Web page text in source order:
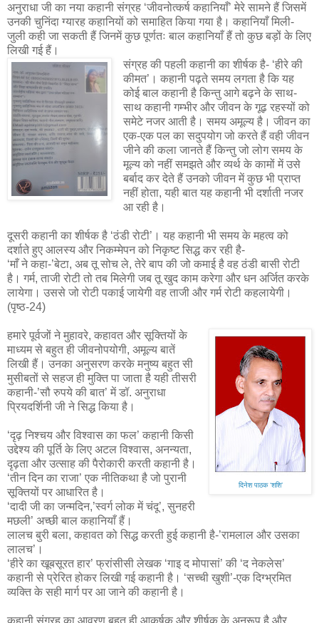
अनुराधा जी का नया कहानी संग्रह ‘जीवनोत्कर्ष कहानियाँ’ मेरे सामने हैं जिसमें
उनकी चुनिंदा ग्यारह कहानियों को समाहित किया गया है। कहानियाँ मिली-
जुली कही जा सकती हैं जिनमें कुछ पूर्णतः बाल कहानियाँ हैं तो कुछ बड़ों के लिए
लिखी गई हैं।
संग्रह की पहली कहानी का शीर्षक है- ‘हीरे की
कीमत’। कहानी पढ़ते समय लगता है कि यह
कोई बाल कहानी है किन्तु आगे बढ़ने के साथ-
साथ कहानी गम्भीर और जीवन के गूढ़ रहस्यों को
समेटे नजर आती है। समय अमूल्य है। जीवन का
एक-एक पल का सदुपयोग जो करते हैं वही जीवन
जीने की कला जानते हैं किन्तु जो लोग समय के
मूल्य को नहीं समझते और व्यर्थ के कामों में उसे
बर्बाद कर देते हैं उनको जीवन में कुछ भी प्राप्त
नहीं होता, यही बात यह कहानी भी दर्शाती नजर
आ रही है।
दूसरी कहानी का शीर्षक है ‘ठंडी रोटी’। यह कहानी भी समय के महत्व को
दर्शाते हुए आलस्य और निकम्मेपन को निकृष्ट सिद्ध कर रही है-
‘माँ ने कहा-’बेटा, अब तू सोच ले, तेरे बाप की जो कमाई है वह ठंडी बासी रोटी
है। गर्म, ताजी रोटी तो तब मिलेगी जब तू खुद काम करेगा और धन अर्जित करके
लायेगा। उससे जो रोटी पकाई जायेगी वह ताजी और गर्म रोटी कहलायेगी।
(पृष्ठ-24)
दिनेश पाठक ‘शशि’
हमारे पूर्वजों ने मुहावरे, कहावत और सूक्तियों के
माध्यम से बहुत ही जीवनोपयोगी, अमूल्य बातें
लिखी हैं। उनका अनुसरण करके मनुष्य बहुत सी
मुसीबतों से सहज ही मुक्ति पा जाता है यही तीसरी
कहानी-’सौ रुपये की बात’ में डॉ. अनुराधा
प्रियदर्शिनी जी ने सिद्ध किया है।
‘दृढ़ निश्चय और विश्वास का फल’ कहानी किसी
उद्देश्य की पूर्ति के लिए अटल विश्वास, अनन्यता,
दृढ़ता और उत्साह की पैरोकारी करती कहानी है।
‘तीन दिन का राजा’ एक नीतिकथा है जो पुरानी
सूक्तियों पर आधारित है।
‘दादी जी का जन्मदिन,’स्वर्ग लोक में चंदू’, सुनहरी
मछली’ अच्छी बाल कहानियाँ हैं।
लालच बुरी बला, कहावत को सिद्ध करती हुई कहानी है-’रामलाल और उसका
लालच’।
‘हीरे का खूबसूरत हार’ फ्रांसीसी लेखक ‘गाइ द मोपासां’ की ‘द नेकलेस’
कहानी से प्रेरित होकर लिखी गई कहानी है। ‘सच्ची खुशी’-एक दिग्भ्रमित
व्यक्ति के सही मार्ग पर आ जाने की कहानी है।
कहानी संग्रह का आवरण बहुत ही आकर्षक और शीर्षक के अनुरूप है और